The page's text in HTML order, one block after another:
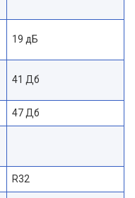
19 дБ
41 Дб
47 Дб
R32